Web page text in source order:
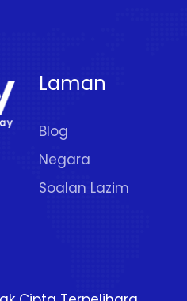
Laman
Blog
Negara
Soalan Lazim